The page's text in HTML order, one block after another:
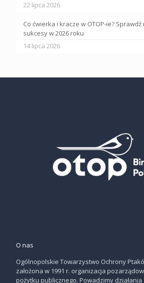
22 lipca 2026
Co ćwierka i kracze w OTOP-ie?
sukcesy w 2026 roku
14 lipca 2026
O nas
Ogólnopolskie Towarzystwo Ochrony
założona w 1991 r. organizacja
pożytku publicznego. Powadzimy